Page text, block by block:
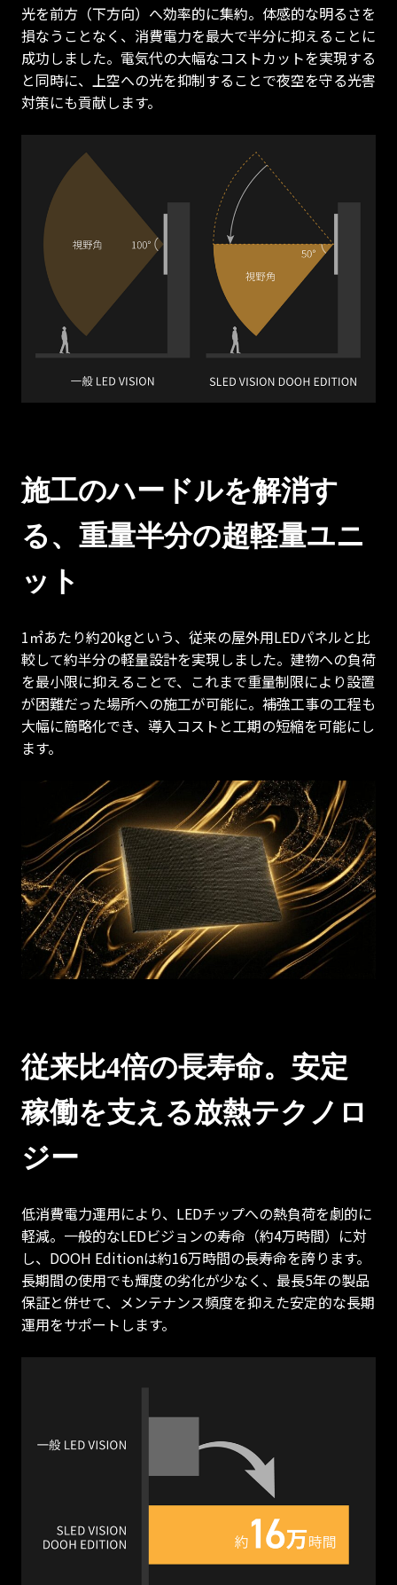
光を前方（下方向）へ効率的に集約。体感的な明るさを
損なうことなく、消費電力を最大で半分に抑えることに
成功しました。電気代の大幅なコストカットを実現する
と同時に、上空への光を抑制することで夜空を守る光害
対策にも貢献します。
施工のハードルを解消す
る、重量半分の超軽量ユニ
ット
1㎡あたり約20kgという、従来の屋外用LEDパネルと比
較して約半分の軽量設計を実現しました。建物への負荷
を最小限に抑えることで、これまで重量制限により設置
が困難だった場所への施工が可能に。補強工事の工程も
大幅に簡略化でき、導入コストと工期の短縮を可能にし
ます。
従来比4倍の長寿命。安定
稼働を支える放熱テクノロ
ジー
低消費電力運用により、LEDチップへの熱負荷を劇的に
軽減。一般的なLEDビジョンの寿命（約4万時間）に対
し、DOOH Editionは約16万時間の長寿命を誇ります。
長期間の使用でも輝度の劣化が少なく、最長5年の製品
保証と併せて、メンテナンス頻度を抑えた安定的な長期
運用をサポートします。